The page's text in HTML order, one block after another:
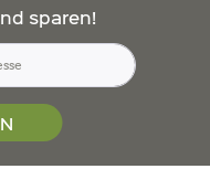
sparen!